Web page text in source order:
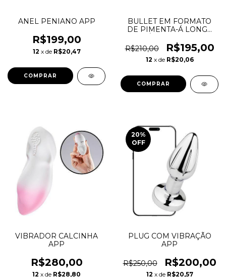
ANEL PENIANO APP
R$199,00
12 x de R$20,47
COMPRAR
BULLET EM FORMATO
DE PIMENTA-Á LONGA
3,2cm
R$210,00 R$195,00
12 x de R$20,06
VIBRADOR CALCINHA
APP
R$280,00
12 x de R$28,80
20%
OFF
PLUG COM VIBRAÇÃO
APP
R$250,00 R$200,00
12 x de R$20,57